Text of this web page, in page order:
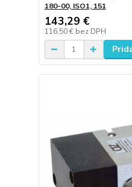
180-00, ISO1, 151
143,29 €
116,50 € bez DPH